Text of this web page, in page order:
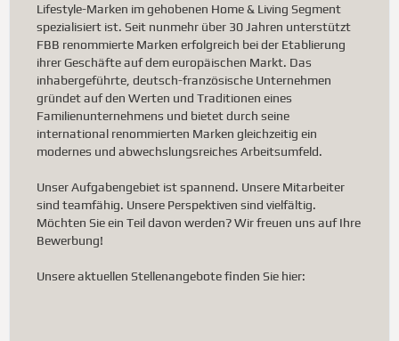
Lifestyle-Marken im gehobenen Home & Living Segment
spezialisiert ist. Seit nunmehr über 30 Jahren unterstützt
FBB renommierte Marken erfolgreich bei der Etablierung
ihrer Geschäfte auf dem europäischen Markt. Das
inhabergeführte, deutsch-französische Unternehmen
gründet auf den Werten und Traditionen eines
Familienunternehmens und bietet durch seine
international renommierten Marken gleichzeitig ein
modernes und abwechslungsreiches Arbeitsumfeld.
Unser Aufgabengebiet ist spannend. Unsere Mitarbeiter
sind teamfähig. Unsere Perspektiven sind vielfältig.
Möchten Sie ein Teil davon werden? Wir freuen uns auf Ihre
Bewerbung!
Unsere aktuellen Stellenangebote finden Sie hier: